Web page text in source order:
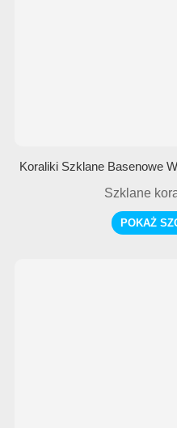
Koraliki Szklane Basenowe
Szklane
POKAŻ